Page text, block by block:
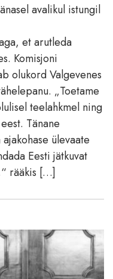
avalikul istungil
et arutleda
Komisjoni
olukord Valgevenes
„Toetame
teelahkmel ning
Tänane
ülevaate
Eesti jätkuvat
rääkis […]